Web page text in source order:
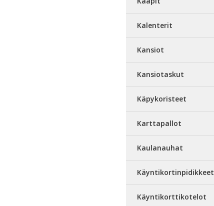
Kalenterit
Kansiot
Kansiotaskut
Käpykoristeet
Karttapallot
Kaulanauhat
Käyntikortinpidikkeet
Käyntikorttikotelot